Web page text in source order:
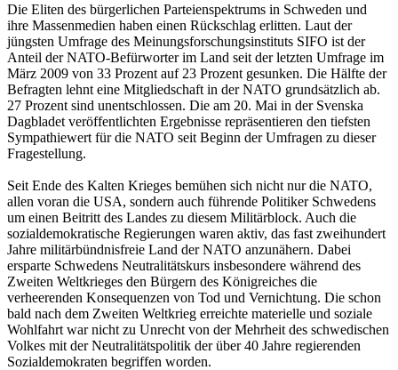
Die Eliten des bürgerlichen Parteienspektrums in Schweden und
ihre Massenmedien haben einen Rückschlag erlitten. Laut der
jüngsten Umfrage des Meinungsforschungsinstituts SIFO ist der
Anteil der NATO-Befürworter im Land seit der letzten Umfrage im
März 2009 von 33 Prozent auf 23 Prozent gesunken. Die Hälfte der
Befragten lehnt eine Mitgliedschaft in der NATO grundsätzlich ab.
27 Prozent sind unentschlossen. Die am 20. Mai in der Svenska
Dagbladet veröffentlichten Ergebnisse repräsentieren den tiefsten
Sympathiewert für die NATO seit Beginn der Umfragen zu dieser
Fragestellung.
Seit Ende des Kalten Krieges bemühen sich nicht nur die NATO,
allen voran die USA, sondern auch führende Politiker Schwedens
um einen Beitritt des Landes zu diesem Militärblock. Auch die
sozialdemokratische Regierungen waren aktiv, das fast zweihundert
Jahre militärbündnisfreie Land der NATO anzunähern. Dabei
ersparte Schwedens Neutralitätskurs insbesondere während des
Zweiten Weltkrieges den Bürgern des Königreiches die
verheerenden Konsequenzen von Tod und Vernichtung. Die schon
bald nach dem Zweiten Weltkrieg erreichte materielle und soziale
Wohlfahrt war nicht zu Unrecht von der Mehrheit des schwedischen
Volkes mit der Neutralitätspolitik der über 40 Jahre regierenden
Sozialdemokraten begriffen worden.